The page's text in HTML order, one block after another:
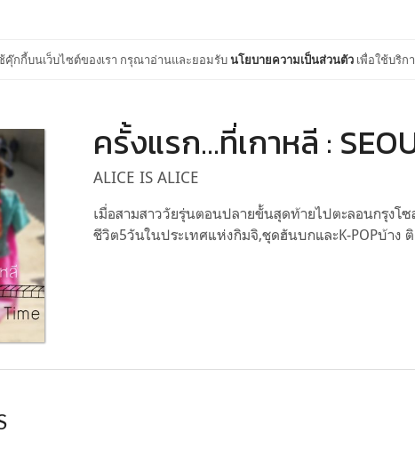
ช้คุ๊กกี้บนเว็บไซต์ของเรา กรุณาอ่านและยอมรับนโยบายความเป็นส่วนตัว เพื่อใช้บริก
ครั้งแรก...ที่เกาหลี :
ALICE IS ALICE
เมื่อสามสาววัยรุ่นตอนปลายขั้นสุดท้ายไปตะลอนกรุงโซ
ชีวิต5วันในประเทศแห่งกิมจิ,ชุดฮันบกและK-POPบ้าง